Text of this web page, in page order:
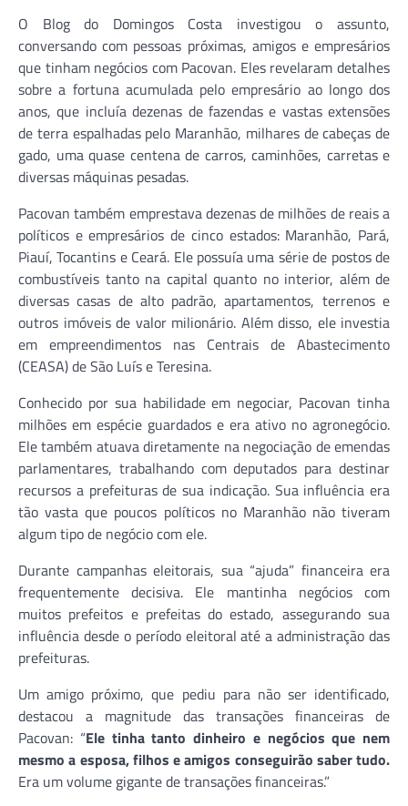
O Blog do Domingos Costa investigou o assunto,
conversando com pessoas próximas, amigos e empresários
que tinham negócios com Pacovan. Eles revelaram detalhes
sobre a fortuna acumulada pelo empresário ao longo dos
anos, que incluía dezenas de fazendas e vastas extensões
de terra espalhadas pelo Maranhão, milhares de cabeças de
gado, uma quase centena de carros, caminhões, carretas e
diversas máquinas pesadas.
Pacovan também emprestava dezenas de milhões de reais a
políticos e empresários de cinco estados: Maranhão, Pará,
Piauí, Tocantins e Ceará. Ele possuía uma série de postos de
combustíveis tanto na capital quanto no interior, além de
diversas casas de alto padrão, apartamentos, terrenos e
outros imóveis de valor milionário. Além disso, ele investia
em empreendimentos nas Centrais de Abastecimento
(CEASA) de São Luís e Teresina.
Conhecido por sua habilidade em negociar, Pacovan tinha
milhões em espécie guardados e era ativo no agronegócio.
Ele também atuava diretamente na negociação de emendas
parlamentares, trabalhando com deputados para destinar
recursos a prefeituras de sua indicação. Sua influência era
tão vasta que poucos políticos no Maranhão não tiveram
algum tipo de negócio com ele.
Durante campanhas eleitorais, sua “ajuda” financeira era
frequentemente decisiva. Ele mantinha negócios com
muitos prefeitos e prefeitas do estado, assegurando sua
influência desde o período eleitoral até a administração das
prefeituras.
Um amigo próximo, que pediu para não ser identificado,
destacou a magnitude das transações financeiras de
Pacovan: “Ele tinha tanto dinheiro e negócios que nem
mesmo a esposa, filhos e amigos conseguirão saber tudo.
Era um volume gigante de transações financeiras.”